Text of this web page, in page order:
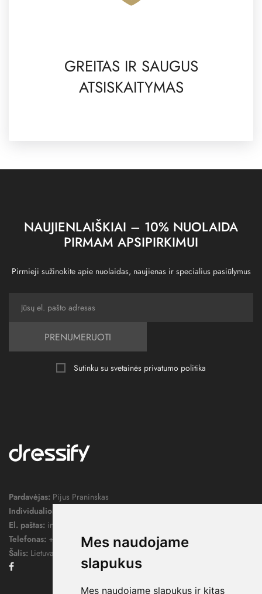
Mes naudojame
slapukus
Mes naudojame slapukus ir kitas
GREITAS IR SAUGUS
ATSISKAITYMAS
NAUJIENLAIŠKIAI – 10% NUOLAIDA
PIRMAM APSIPIRKIMUI
Pirmieji sužinokite apie nuolaidas, naujienas ir specialius pasiūlymus
PRENUMERUOTI
Sutinku su svetainės privatumo politika
Pardavėjas: Pijus Praninskas
Individualios veiklos pažymos nr.:
El. paštas: info@dressify.lt
Telefonas: +370 676 78578
Šalis: Lietuva